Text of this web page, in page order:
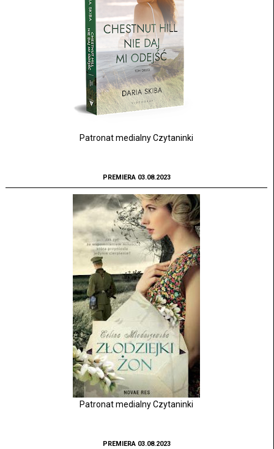
Patronat medialny Czytaninki
PREMIERA 03.08.2023
Patronat medialny Czytaninki
PREMIERA 03.08.2023